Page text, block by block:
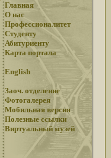
Главная
О нас
Профессионалитет
Студенту
Абитуриенту
Карта портала
English
Заоч. отделение
Фотогалерея
Мобильная версия
Полезные ссылки
Виртуальный музей